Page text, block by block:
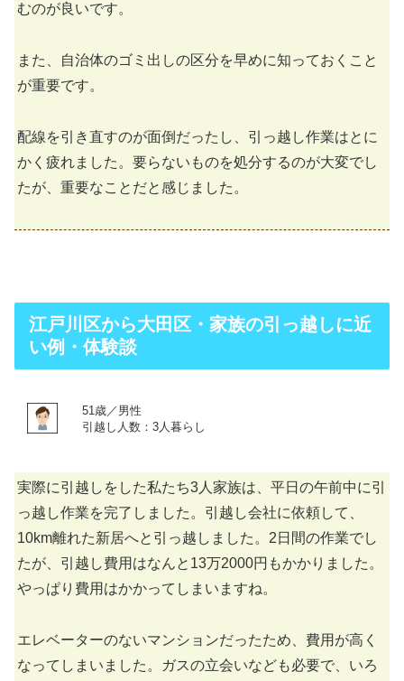
むのが良いです。
また、自治体のゴミ出しの区分を早めに知っておくこと
が重要です。
配線を引き直すのが面倒だったし、引っ越し作業はとに
かく疲れました。要らないものを処分するのが大変でし
たが、重要なことだと感じました。
江戸川区から大田区・家族の引っ越しに近
い例・体験談
51歳／男性
引越し人数：3人暮らし
実際に引越しをした私たち3人家族は、平日の午前中に引
っ越し作業を完了しました。引越し会社に依頼して、
10km離れた新居へと引っ越しました。2日間の作業でし
たが、引越し費用はなんと13万2000円もかかりました。
やっぱり費用はかかってしまいますね。
エレベーターのないマンションだったため、費用が高く
なってしまいました。ガスの立会いなども必要で、いろ